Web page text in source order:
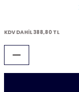
KDV DAHİL 388,80 TL